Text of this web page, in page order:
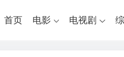
首页 电影 电视剧